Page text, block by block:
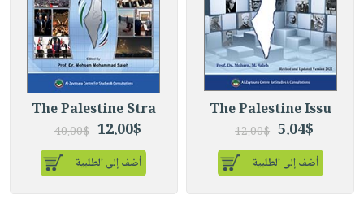
The Palestine Issu
5.04$
12.00$
أضف إلى الطلبية
The Palestine Stra
12.00$
40.00$
أضف إلى الطلبية